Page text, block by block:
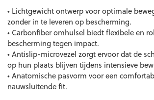
• Lichtgewicht ontwerp voor optimale
zonder in te leveren op bescherming.
• Carbonfiber omhulsel biedt flexibele en
bescherming tegen impact.
• Antislip-microvezel zorgt ervoor dat de
op hun plaats blijven tijdens intensieve
• Anatomische pasvorm voor een
nauwsluitende fit.